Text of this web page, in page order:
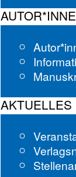
AKTUELLES